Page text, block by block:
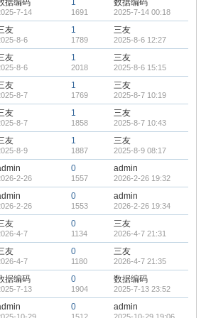
据编码
7-14
1
1691
数据编码
2025-7-14 00:18
友
8-6
1
1789
三友
2025-8-6 12:27
友
8-6
1
2018
三友
2025-8-6 15:15
友
8-7
1
1769
三友
2025-8-7 10:19
友
8-7
1
1858
三友
2025-8-7 10:43
友
8-9
1
1887
三友
2025-8-9 08:17
2-26
0
1557
admin
2026-2-26 19:32
2-26
0
1553
admin
2026-2-26 19:34
友
4-7
0
1134
三友
2026-4-7 21:31
友
4-7
0
1180
三友
2026-4-7 21:35
据编码
7-13
0
1904
数据编码
2025-7-13 23:52
0 admin